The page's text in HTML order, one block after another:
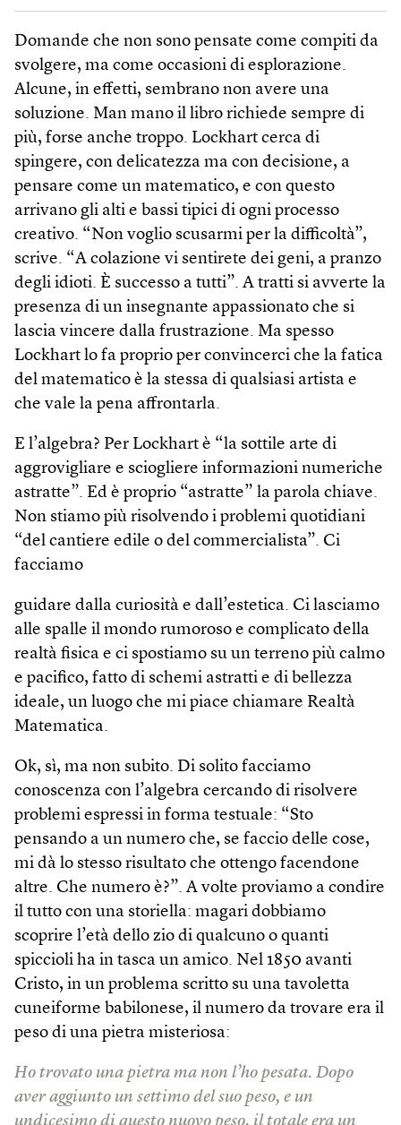
Domande che non sono pensate come compiti da
svolgere, ma come occasioni di esplorazione.
Alcune, in effetti, sembrano non avere una
soluzione. Man mano il libro richiede sempre di
più, forse anche troppo. Lockhart cerca di
spingere, con delicatezza ma con decisione, a
pensare come un matematico, e con questo
arrivano gli alti e bassi tipici di ogni processo
creativo. “Non voglio scusarmi per la difficoltà”,
scrive. “A colazione vi sentirete dei geni, a pranzo
degli idioti. È successo a tutti”. A tratti si avverte la
presenza di un insegnante appassionato che si
lascia vincere dalla frustrazione. Ma spesso
Lockhart lo fa proprio per convincerci che la fatica
del matematico è la stessa di qualsiasi artista e
che vale la pena affrontarla.
E l’algebra? Per Lockhart è “la sottile arte di
aggrovigliare e sciogliere informazioni numeriche
astratte”. Ed è proprio “astratte” la parola chiave.
Non stiamo più risolvendo i problemi quotidiani
“del cantiere edile o del commercialista”. Ci
facciamo
guidare dalla curiosità e dall’estetica. Ci lasciamo
alle spalle il mondo rumoroso e complicato della
realtà fisica e ci spostiamo su un terreno più calmo
e pacifico, fatto di schemi astratti e di bellezza
ideale, un luogo che mi piace chiamare Realtà
Matematica.
Ok, sì, ma non subito. Di solito facciamo
conoscenza con l’algebra cercando di risolvere
problemi espressi in forma testuale: “Sto
pensando a un numero che, se faccio delle cose,
mi dà lo stesso risultato che ottengo facendone
altre. Che numero è?”. A volte proviamo a condire
il tutto con una storiella: magari dobbiamo
scoprire l’età dello zio di qualcuno o quanti
spiccioli ha in tasca un amico. Nel 1850 avanti
Cristo, in un problema scritto su una tavoletta
cuneiforme babilonese, il numero da trovare era il
peso di una pietra misteriosa:
Ho trovato una pietra ma non l’ho pesata. Dopo
aver aggiunto un settimo del suo peso, e un